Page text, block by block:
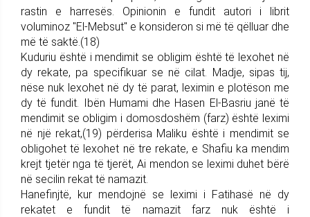
rastin e harresës. Opinionin e fundit autori i librit
voluminoz "El-Mebsut" e konsideron si më të qëlluar dhe
më të saktë.(18)
Kuduriu është i mendimit se obligim është të lexohet në
dy rekate, pa specifikuar se në cilat. Madje, sipas tij,
nëse nuk lexohet në dy të parat, leximin e plotëson me
dy të fundit. Ibën Humami dhe Hasen El-Basriu janë të
mendimit se obligim i domosdoshëm (farz) është leximi
në një rekat,(19) përderisa Maliku është i mendimit se
obligohet të lexohet në tre rekate, e Shafiu ka mendim
krejt tjetër nga të tjerët, Ai mendon se leximi duhet bërë
në secilin rekat të namazit.
Hanefinjtë, kur mendojnë se leximi i Fatihasë në dy
rekatet e fundit të namazit farz nuk është i